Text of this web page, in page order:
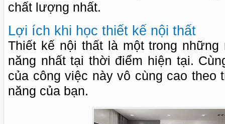
chất lượng nhất.
Lợi ích khi học thiết kế nội thất
Thiết kế nội thất là một trong những
năng nhất tại thời điểm hiện tại.
của công việc này vô cùng cao theo
năng của bạn.